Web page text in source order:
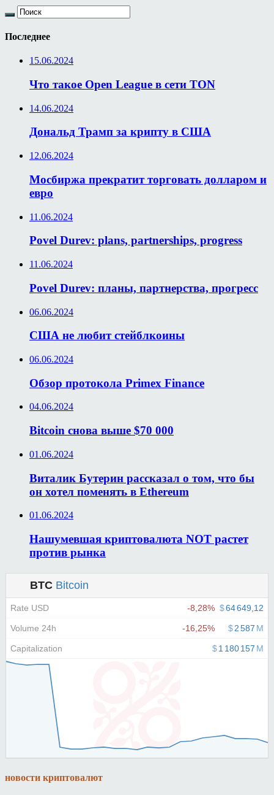
Последнее
15.06.2024
Что такое Open League в сети TON
14.06.2024
Дональд Трамп за крипту в США
12.06.2024
Мосбиржа прекратит торговать долларом и
евро
11.06.2024
Povel Durev: plans, partnerships, progress
11.06.2024
Povel Durev: планы, партнерства, прогресс
06.06.2024
США не любит стейблкоины
06.06.2024
Обзор протокола Primex Finance
04.06.2024
Bitcoin снова выше $70 000
01.06.2024
Виталик Бутерин рассказал о том, что бы
он хотел поменять в Ethereum
01.06.2024
Нашумевшая криптовалюта NOT растет
против рынка
новости криптовалют